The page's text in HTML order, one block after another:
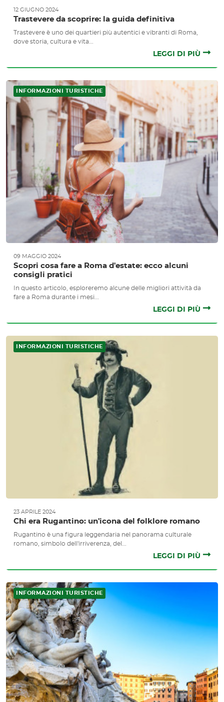
12 GIUGNO 2024
Trastevere da scoprire: la guida definitiva
Trastevere è uno dei quartieri più autentici e vibranti di Roma,
dove storia, cultura e vita...
LEGGI DI PIÙ
INFORMAZIONI TURISTICHE
09 MAGGIO 2024
Scopri cosa fare a Roma d'estate: ecco alcuni
consigli pratici
In questo articolo, esploreremo alcune delle migliori attività da
fare a Roma durante i mesi...
LEGGI DI PIÙ
INFORMAZIONI TURISTICHE
23 APRILE 2024
Chi era Rugantino: un'icona del folklore romano
Rugantino è una figura leggendaria nel panorama culturale
romano, simbolo dell'irriverenza, del...
LEGGI DI PIÙ
INFORMAZIONI TURISTICHE